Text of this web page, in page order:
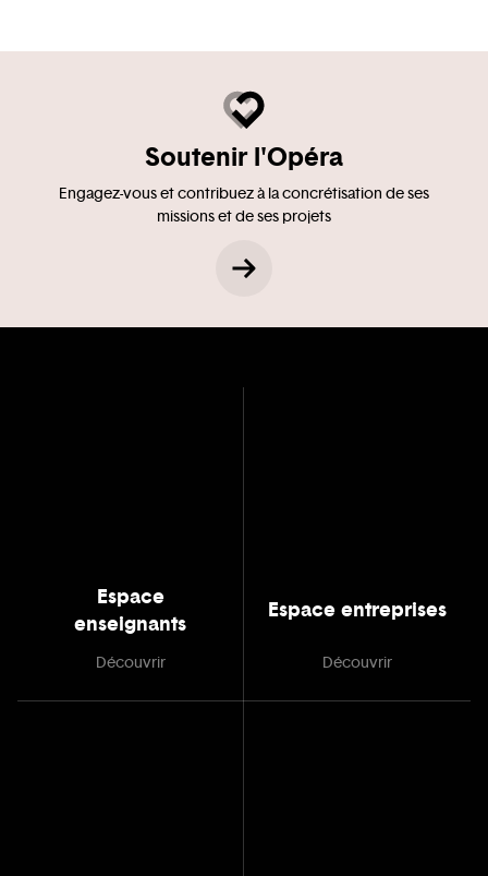
Soutenir l'Opéra
Engagez-vous et contribuez à la concrétisation de ses
missions et de ses projets
Espace
enseignants
Découvrir
Espace entreprises
Découvrir